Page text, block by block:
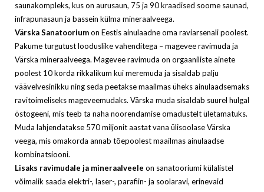
saunakompleks, kus on aurusaun, 75 ja 90 kraadised soome saunad,
infrapunasaun ja bassein külma mineraalveega.
Värska Sanatooriumon Eestis ainulaadne oma raviarsenali poolest.
Pakume turgutust looduslike vahenditega – magevee ravimuda ja
Värska mineraalveega. Magevee ravimuda on orgaaniliste ainete
poolest 10 korda rikkalikum kui meremuda ja sisaldab palju
väävelvesinikku ning seda peetakse maailmas üheks ainulaadsemaks
ravitoimeliseks mageveemudaks. Värska muda sisaldab suurel hulgal
östogeeni, mis teeb ta naha noorendamise omadustelt ületamatuks.
Muda lahjendatakse 570 miljonit aastat vana ülisoolase Värska
veega, mis omakorda annab tõepoolest maailmas ainulaadse
kombinatsiooni.
Lisaks ravimudale ja mineraalveele on sanatooriumi külalistel
võimalik saada elektri-, laser-, parafiin- ja soolaravi, erinevaid